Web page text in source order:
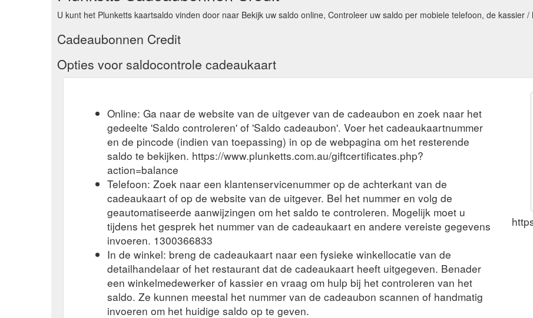
U kunt het Plunketts kaartsaldo vinden door naar Bekijk uw saldo online, Controleer uw saldo per mobiele telefoon, de kassier /
Cadeaubonnen Credit
Opties voor saldocontrole cadeaukaart
Online: Ga naar de website van de uitgever van de cadeaubon en zoek naar het
gedeelte 'Saldo controleren' of 'Saldo cadeaubon'. Voer het cadeaukaartnummer
en de pincode (indien van toepassing) in op de webpagina om het resterende
saldo te bekijken. https://www.plunketts.com.au/giftcertificates.php?
action=balance
Telefoon: Zoek naar een klantenservicenummer op de achterkant van de
cadeaukaart of op de website van de uitgever. Bel het nummer en volg de
geautomatiseerde aanwijzingen om het saldo te controleren. Mogelijk moet u
tijdens het gesprek het nummer van de cadeaukaart en andere vereiste gegevens
invoeren. 1300366833
In de winkel: breng de cadeaukaart naar een fysieke winkellocatie van de
detailhandelaar of het restaurant dat de cadeaukaart heeft uitgegeven. Benader
een winkelmedewerker of kassier en vraag om hulp bij het controleren van het
saldo. Ze kunnen meestal het nummer van de cadeaubon scannen of handmatig
invoeren om het huidige saldo op te geven.